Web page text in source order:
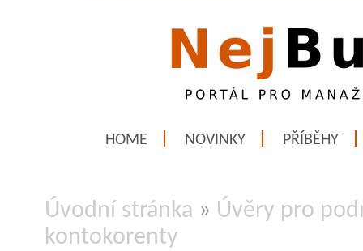
HOME NOVINKY PŘÍBĚHY
Úvodní stránka » Úvěry pro
kontokorenty